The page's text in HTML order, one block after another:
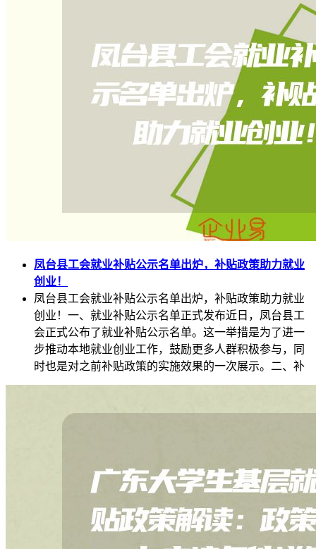
凤台县工会就业补贴公示名单出炉，补贴政策助力就业
创业！
凤台县工会就业补贴公示名单出炉，补贴政策助力就业
创业！一、就业补贴公示名单正式发布近日，凤台县工
会正式公布了就业补贴公示名单。这一举措是为了进一
步推动本地就业创业工作，鼓励更多人群积极参与，同
时也是对之前补贴政策的实施效果的一次展示。二、补